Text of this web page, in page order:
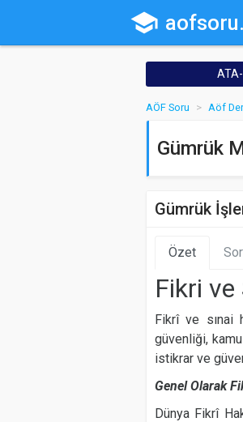
school
AÖF Soru Aöf
Gümrük
Gümrük
Özet
Fikri ve
Fikrî ve sınai
güvenliği,
istikrar ve
Genel Olarak
Dünya Fikrî